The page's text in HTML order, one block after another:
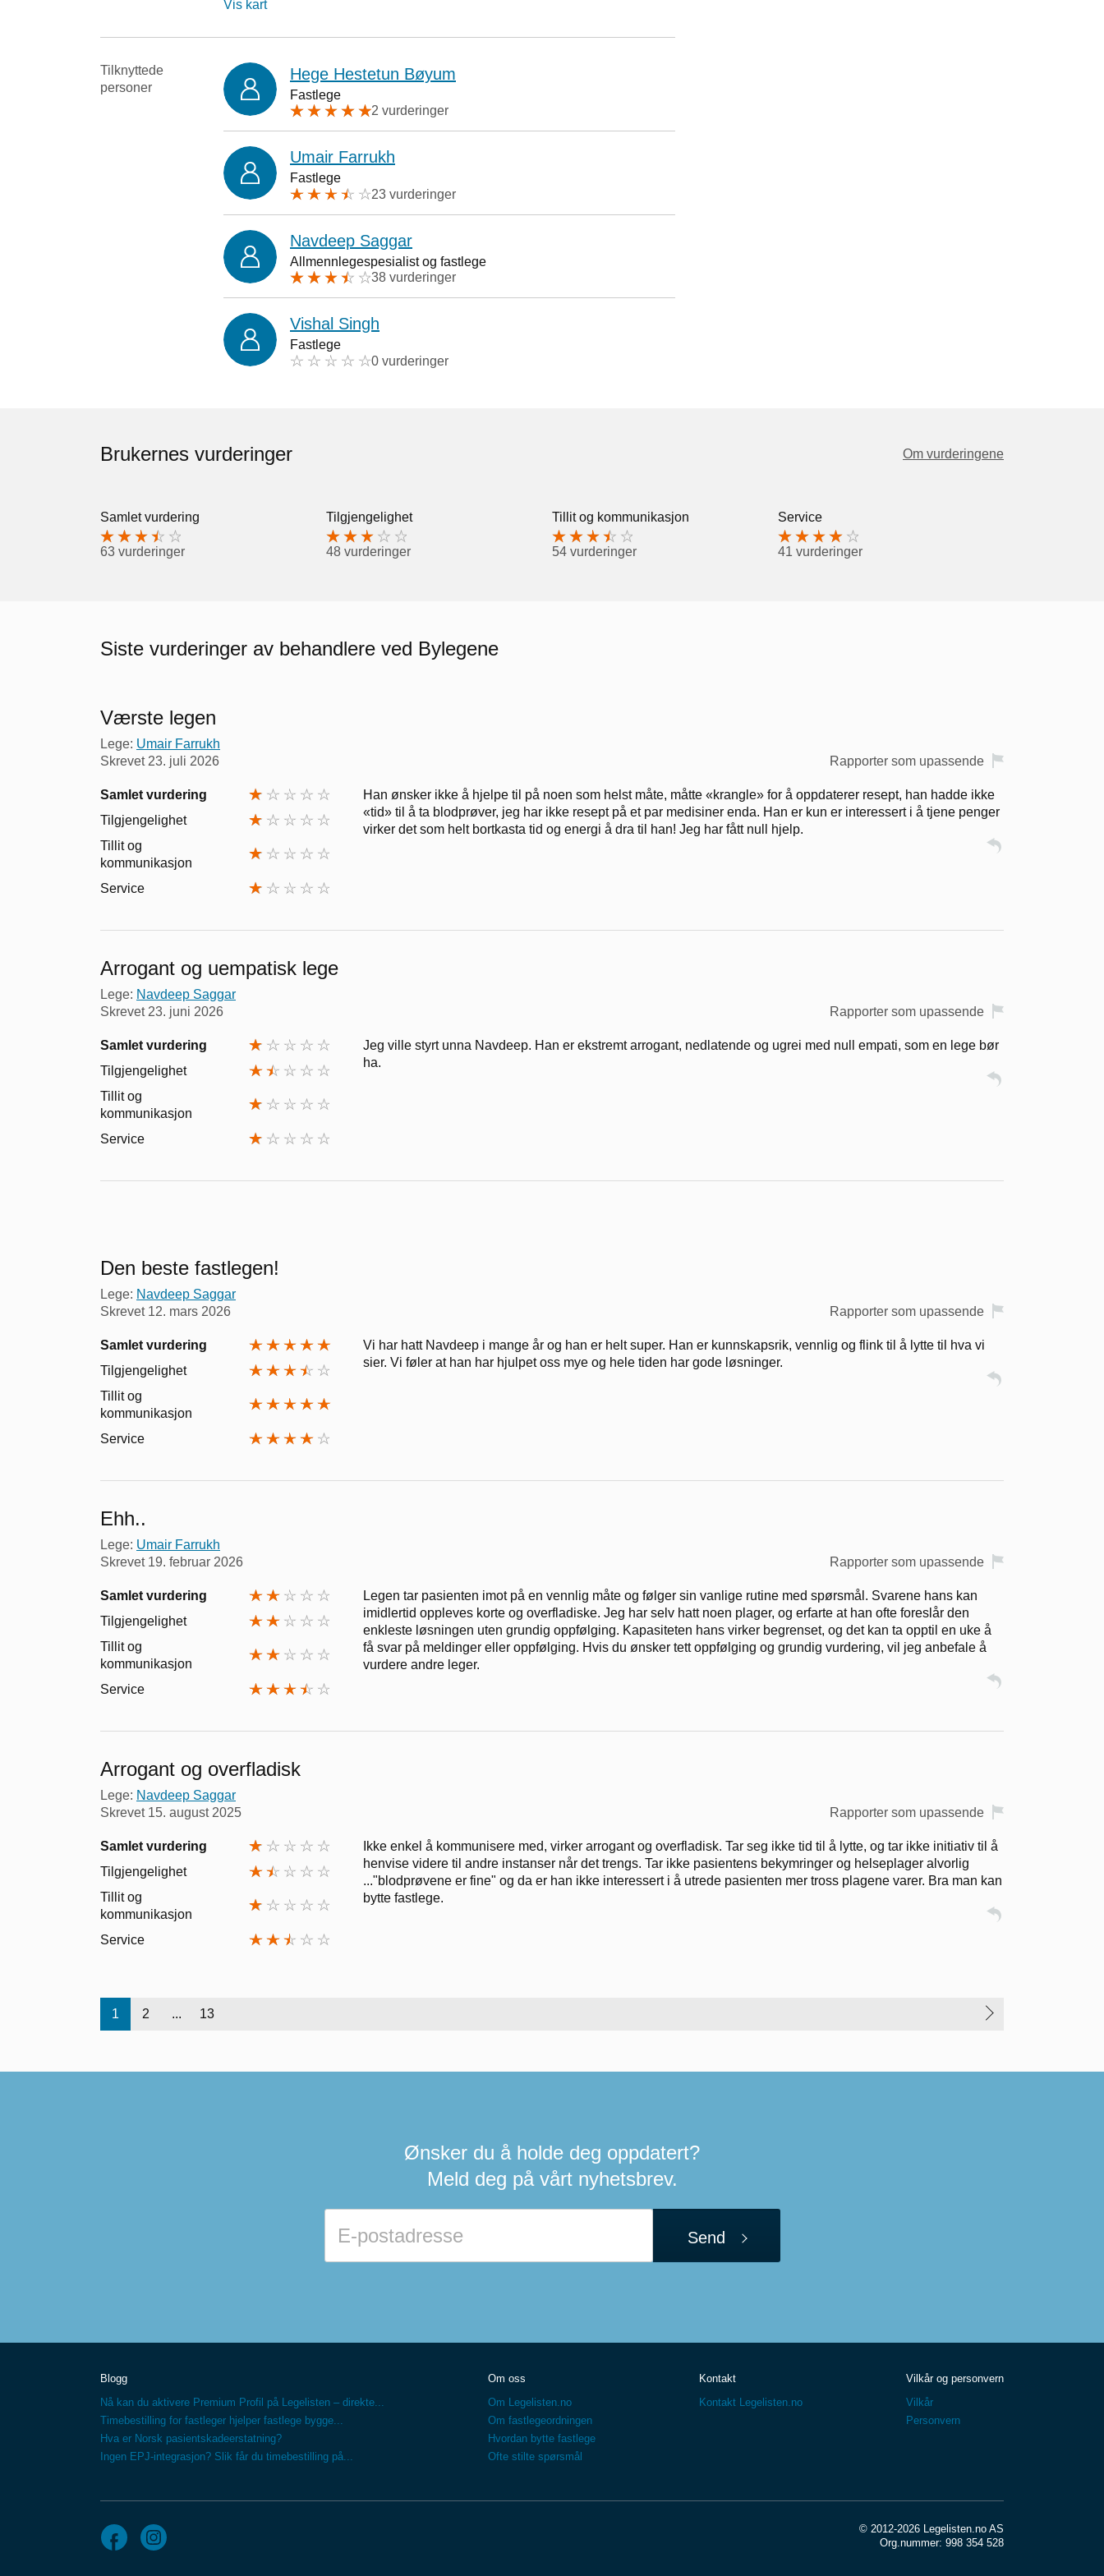
Vis kart
Tilknyttede
personer
Hege Hestetun Bøyum
Fastlege
2 vurderinger
Umair Farrukh
Fastlege
23 vurderinger
Navdeep Saggar
Allmennlegespesialist og fastlege
38 vurderinger
Vishal Singh
Fastlege
0 vurderinger
Brukernes vurderinger Om vurderingene
Samlet vurdering
63 vurderinger
Tilgjengelighet
48 vurderinger
Tillit og kommunikasjon
54 vurderinger
Service
41 vurderinger
Siste vurderinger av behandlere ved Bylegene
Værste legen
Lege: Umair Farrukh
Skrevet 23. juli 2026 Rapporter som upassende
Samlet vurdering
Tilgjengelighet
Tillit og
kommunikasjon
Service
Han ønsker ikke å hjelpe til på noen som helst måte, måtte «krangle» for å oppdaterer resept, han hadde ikke
«tid» til å ta blodprøver, jeg har ikke resept på et par medisiner enda. Han er kun er interessert i å tjene penger
virker det som helt bortkasta tid og energi å dra til han! Jeg har fått null hjelp.
Arrogant og uempatisk lege
Lege: Navdeep Saggar
Skrevet 23. juni 2026 Rapporter som upassende
Samlet vurdering
Tilgjengelighet
Tillit og
kommunikasjon
Service
Jeg ville styrt unna Navdeep. Han er ekstremt arrogant, nedlatende og ugrei med null empati, som en lege bør
ha.
Den beste fastlegen!
Lege: Navdeep Saggar
Skrevet 12. mars 2026 Rapporter som upassende
Samlet vurdering
Tilgjengelighet
Tillit og
kommunikasjon
Service
Vi har hatt Navdeep i mange år og han er helt super. Han er kunnskapsrik, vennlig og flink til å lytte til hva vi
sier. Vi føler at han har hjulpet oss mye og hele tiden har gode løsninger.
Ehh..
Lege: Umair Farrukh
Skrevet 19. februar 2026 Rapporter som upassende
Samlet vurdering
Tilgjengelighet
Tillit og
kommunikasjon
Service
Legen tar pasienten imot på en vennlig måte og følger sin vanlige rutine med spørsmål. Svarene hans kan
imidlertid oppleves korte og overfladiske. Jeg har selv hatt noen plager, og erfarte at han ofte foreslår den
enkleste løsningen uten grundig oppfølging. Kapasiteten hans virker begrenset, og det kan ta opptil en uke å
få svar på meldinger eller oppfølging. Hvis du ønsker tett oppfølging og grundig vurdering, vil jeg anbefale å
vurdere andre leger.
Arrogant og overfladisk
Lege: Navdeep Saggar
Skrevet 15. august 2025 Rapporter som upassende
Samlet vurdering
Tilgjengelighet
Tillit og
kommunikasjon
Service
Ikke enkel å kommunisere med, virker arrogant og overfladisk. Tar seg ikke tid til å lytte, og tar ikke initiativ til å
henvise videre til andre instanser når det trengs. Tar ikke pasientens bekymringer og helseplager alvorlig
..."blodprøvene er fine" og da er han ikke interessert i å utrede pasienten mer tross plagene varer. Bra man kan
bytte fastlege.
1 2 ... 13
Ønsker du å holde deg oppdatert?
Meld deg på vårt nyhetsbrev.
Send
Blogg
Nå kan du aktivere Premium Profil på Legelisten – direkte...
Timebestilling for fastleger hjelper fastlege bygge...
Hva er Norsk pasientskadeerstatning?
Ingen EPJ-integrasjon? Slik får du timebestilling på...
Om oss
Om Legelisten.no
Om fastlegeordningen
Hvordan bytte fastlege
Ofte stilte spørsmål
Kontakt
Kontakt Legelisten.no
Vilkår og personvern
Vilkår
Personvern
© 2012-2026 Legelisten.no AS
Org.nummer: 998 354 528